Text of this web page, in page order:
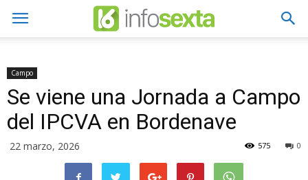
Campo
Se viene una Jornada a Campo
del IPCVA en Bordenave
22 marzo, 2026 0
575